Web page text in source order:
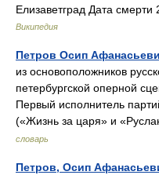
Елизаветград Дата
Википедия
Петров Осип
из основоположников
петербургской оперной
Первый исполнитель
(«Жизнь за царя» и
словарь
Петров, Осип